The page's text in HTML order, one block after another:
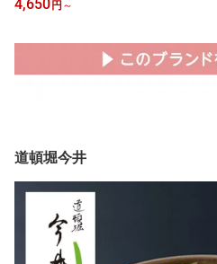
フト お礼 おしゃれ 送料
アイスコーヒー コーヒー
ギフト 内祝い 結婚祝い
お返し 高級 退職 還暦 新
4,650 円 ～
道頓堀今井